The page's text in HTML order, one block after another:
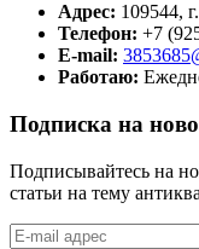
Адрес: 109544,
Телефон: +7
E-mail:
Работаю:
Подписка на
Подписывайтесь на
статьи на тему